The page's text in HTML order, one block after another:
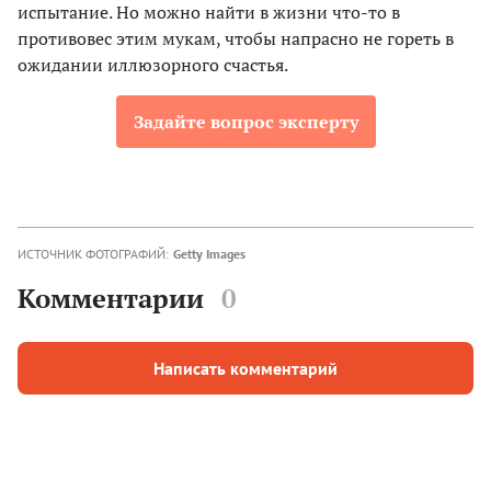
испытание. Но можно найти в жизни что-то в
противовес этим мукам, чтобы напрасно не гореть в
ожидании иллюзорного счастья.
Задайте вопрос эксперту
ИСТОЧНИК ФОТОГРАФИЙ: Getty Images
Комментарии 0
Написать комментарий